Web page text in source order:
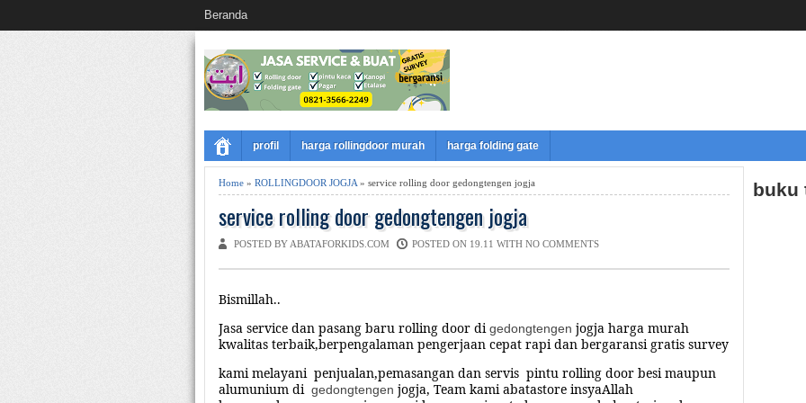
Beranda
profil harga rollingdoor murah harga folding gate
Home » ROLLINGDOOR JOGJA » service rolling door gedongtengen jogja
service rolling door gedongtengen jogja
POSTED BY ABATAFORKIDS.COM POSTED ON 19.11 WITH NO COMMENTS
Bismillah..
Jasa service dan pasang baru rolling door di gedongtengen jogja harga murah
kwalitas terbaik,berpengalaman pengerjaan cepat rapidan bergaransi gratis survey
kami melayani penjualan,pemasangan dan servis pintu rolling door besi maupun
alumunium di gedongtengen jogja, Team kami abatastore insyaAllah
buku